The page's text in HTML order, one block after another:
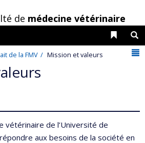
de médecine vétérinaire
Liens
de la FMV Mission et valeurs
vétérinaire de l’Université de
aux besoins de la société en